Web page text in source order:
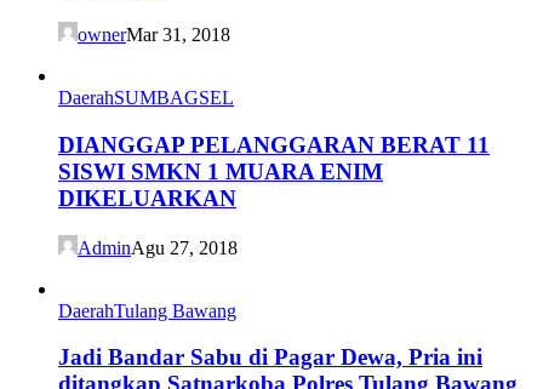
ownerMar 31, 2018
DaerahSUMBAGSEL
DIANGGAP PELANGGARAN BERAT 11
SISWI SMKN 1 MUARA ENIM
DIKELUARKAN
AdminAgu 27, 2018
DaerahTulang Bawang
Jadi Bandar Sabu di Pagar Dewa, Pria ini